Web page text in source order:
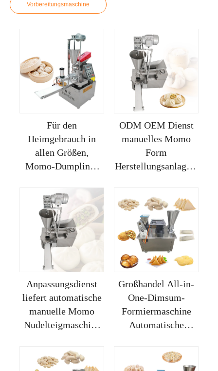
Vorbereitungsmaschine
Für den
Heimgebrauch in
allen Größen,
Momo-Dumpling-
Momo-Macher,
Samosa-Haut-
Maschine,
automatisch
ODM OEM Dienst
manuelles Momo
Form
Herstellungsanlage 2
Herstellungsanlage
kommerzielle
automatische Momo
Herstellungsanlage
Anpassungsdienst
liefert automatische
manuelle Momo
Nudelteigmaschine
Großhandel All-in-
One-Dimsum-
Formiermaschine
Automatische
Maschine